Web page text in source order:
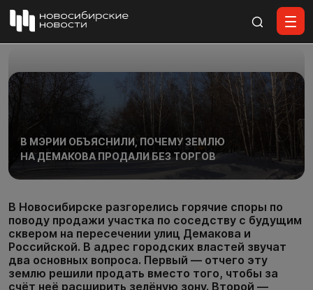
В МЭРИИ ОБЪЯСНИЛИ, ПОЧЕМУ ЗЕМЛЮ
НА ДЕМАКОВА ПРОДАЛИ БЕЗ ТОРГОВ
В Новосибирске разгорелись горячие споры по
поводу продажи участка по соседству с будущим
сквером на пересечении улиц Демакова и
Российской. В адрес городских властей звучат
два основных вопроса. Первый — отчего эту
землю решили продать вместо того, чтобы за
счёт неё расширить зелёную зону. Второй —